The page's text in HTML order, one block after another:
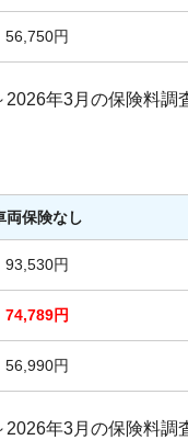
56,750円
2026年3月の保険料調
両保険なし
93,530円
74,789円
56,990円
2026年3月の保険料調